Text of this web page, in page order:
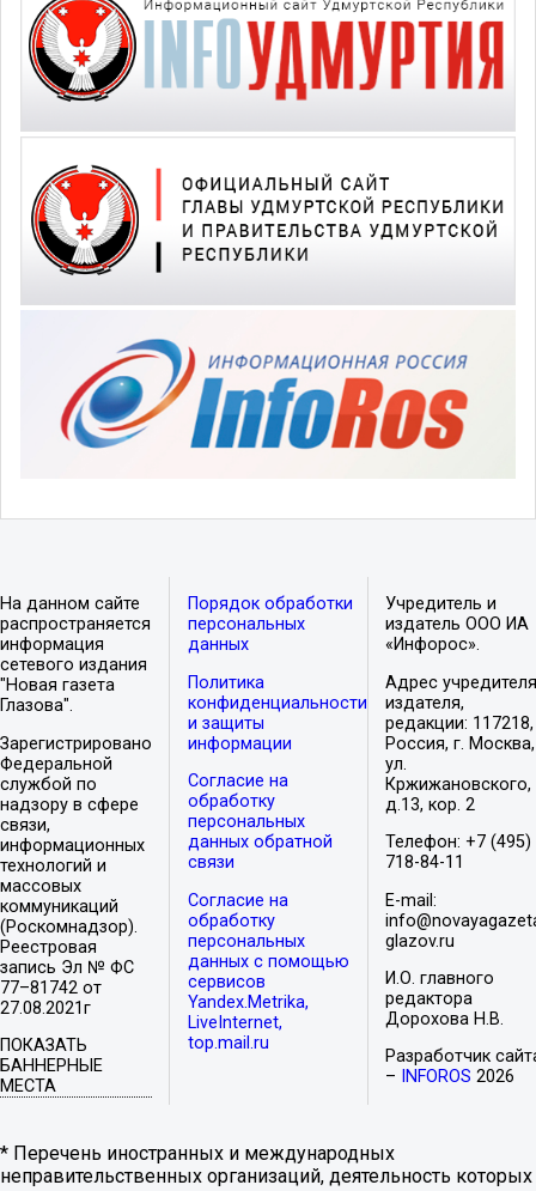
На данном сайте
распространяется
информация
сетевого издания
"Новая газета
Глазова".
Зарегистрировано
Федеральной
службой по
надзору в сфере
связи,
информационных
технологий и
массовых
коммуникаций
(Роскомнадзор).
Реестровая
запись Эл № ФС
77–81742 от
27.08.2021г
ПОКАЗАТЬ
БАННЕРНЫЕ
МЕСТА
Порядок обработки
персональных
данных
Политика
конфиденциальности
и защиты
информации
Согласие на
обработку
персональных
данных обратной
связи
Согласие на
обработку
персональных
данных с помощью
сервисов
Yandex.Metrika,
LiveInternet,
top.mail.ru
Учредитель и
издатель ООО ИА
«Инфорос».
Адрес
издателя,
редакции: 117218,
Россия, г. Москва,
ул.
Кржижановского,
д.13, кор. 2
Телефон: +7 (495)
718-84-11
E-mail:
glazov.ru
И.О. главного
редактора
Дорохова Н.В.
Разработчик
–
INFOROS 2026
* Перечень иностранных и международных
неправительственных организаций, деятельность которых